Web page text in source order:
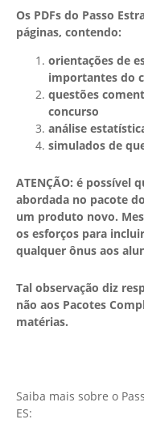
Os PDFs do Passo
páginas, contendo:
orientações de
importantes do
questões
concurso
análise
simulados de
ATENÇÃO: é possível
abordada no pacote
um produto novo.
os esforços para
qualquer ônus aos
Tal observação diz
não aos Pacotes
matérias.
Saiba mais sobre o
ES: